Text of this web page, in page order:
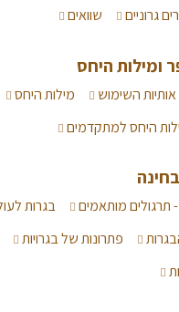
גרוניים שוואים
ומילות היחס
אותיות השימוש מילות היחס
היחס למתקדמים
תרגולים מותאמים
בגרות
פתרונות של בגרויות